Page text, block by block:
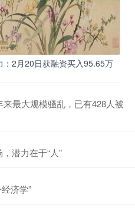
2月20日获融资买入95.65万
最大规模骚乱，已有428人被
潜力在于“人”
济学”